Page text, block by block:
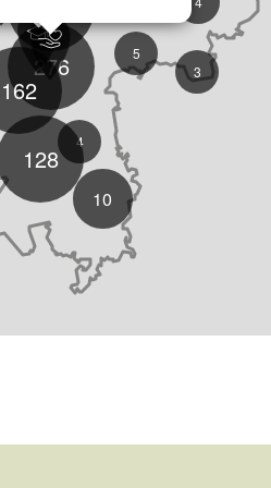
3
4
10
128
5
162
276